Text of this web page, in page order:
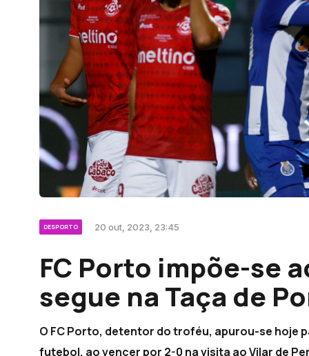
DESPORTO 20 out, 2023, 23:45
FC Porto impõe-se
segue na Taça de
O FC Porto, detentor do troféu, apurou-se hoje
futebol, ao vencer por 2-0 na visita ao Vilar de